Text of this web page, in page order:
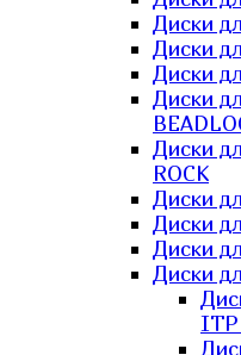
Диски
Диски
Диски
Диски
Диски
ROCK
Диски
Диски
Диски
Диски
ITP